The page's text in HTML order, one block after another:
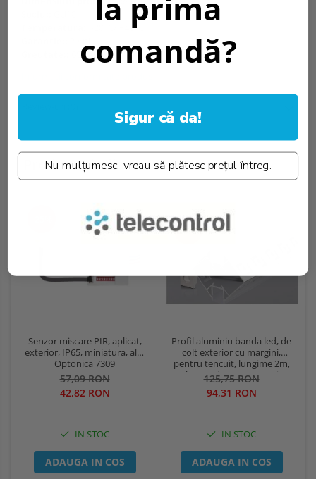
-20°C/ +40°C
60 gr.
Produse similare
Senzor miscare PIR, aplicat,
exterior, IP65, miniatura, alb,
Optonica 7309
57,09 RON
42,82 RON
IN STOC
ADAUGA IN COS
-25%
Profil aluminiu banda led, de
colt exterior cu margini,
pentru tencuit, lungime 2m,
culoare gri natur, Optonica
5165
125,75 RON
94,31 RON
IN STOC
ADAUGA IN COS
comandă?
Sigur că da!
Nu mulțumesc, vreau să plătesc prețul întreg.